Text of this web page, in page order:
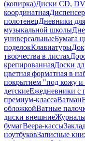
(копирка)Диски CD,
координатная
полотенецДневники
музыкальной школы
универсальныеБумага
поделокКлавиатуры
творчества в листах
крепированнаяДоски
цветная форматная в
покрытием "под кожу и
детскиеЕжедневники с
премиум-классаВатман
обложкойВатные
диски внешние
бумагВеера-кассы
ноутбуковЗаписные